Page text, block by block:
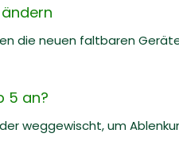
die neuen faltbaren
5 an?
weggewischt, um